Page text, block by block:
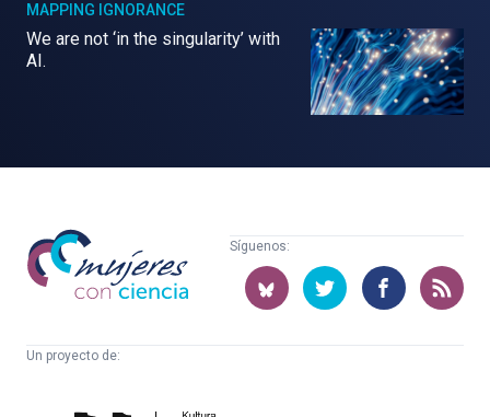
MAPPING IGNORANCE
We are not ‘in the singularity’ with
AI.
Mujeres
con
ciencia
Síguenos:
Un proyecto de: